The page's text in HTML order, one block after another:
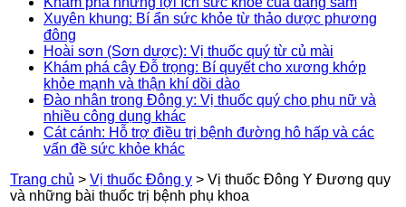
Xuyên khung: Bí ẩn sức khỏe từ thảo dược phương
đông
Hoài sơn (Sơn dược): Vị thuốc quý từ củ mài
Khám phá cây Đỗ trọng: Bí quyết cho xương khớp
khỏe mạnh và thận khí dồi dào
Đào nhân trong Đông y: Vị thuốc quý cho phụ nữ và
nhiều công dụng khác
Cát cánh: Hỗ trợ điều trị bệnh đường hô hấp và các
vấn đề sức khỏe khác
Trang chủ > Vị thuốc Đông y > Vị thuốc Đông Y Đương quy
và những bài thuốc trị bệnh phụ khoa